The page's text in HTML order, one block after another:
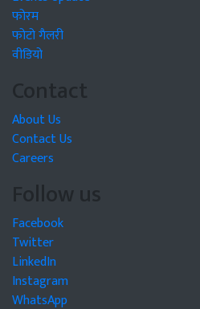
फोरम
फोटो गैलरी
वीडियो
Contact
About Us
Contact Us
Careers
Follow us
Facebook
Twitter
LinkedIn
Instagram
WhatsApp